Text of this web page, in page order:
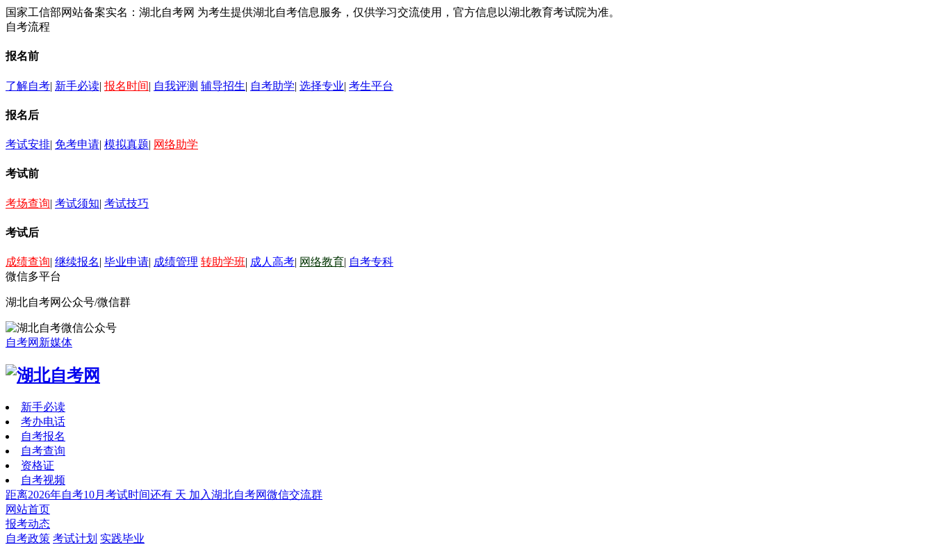
国家工信部网站备案实名：湖北自考网 为考生提供湖北自考信息服务，仅供学习交流使用，官方信息以湖北教育考试院为准。
自考流程
报名前
了解自考| 新手必读| 报名时间| 自我评测 辅导招生| 自考助学| 选择专业| 考生平台
报名后
考试安排| 免考申请| 模拟真题| 网络助学
考试前
考场查询| 考试须知| 考试技巧
考试后
成绩查询| 继续报名| 毕业申请| 成绩管理 转助学班| 成人高考| 网络教育| 自考专科
微信多平台
湖北自考网公众号/微信群
自考网新媒体
新手必读
考办电话
自考报名
自考查询
资格证
自考视频
距离2026年自考10月考试时间还有 天 加入湖北自考网微信交流群
网站首页
报考动态
自考政策 考试计划 实践毕业